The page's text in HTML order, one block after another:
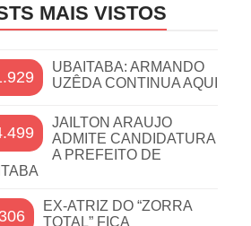
MAIS VISTOS
UBAITABA: ARMANDO
UZÊDA CONTINUA AQUI
JAILTON ARAUJO
ADMITE CANDIDATURA
A PREFEITO DE
EX-ATRIZ DO “ZORRA
TOTAL” FICA